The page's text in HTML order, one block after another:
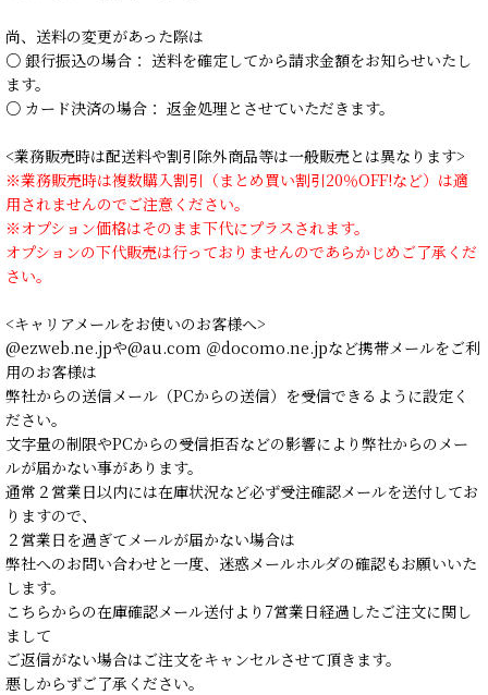
尚、送料の変更があった際は
○ 銀行振込の場合： 送料を確定してから請求金額をお知らせいたし
ます。
○ カード決済の場合： 返金処理とさせていただきます。
<業務販売時は配送料や割引除外商品等は一般販売とは異なります>
※業務販売時は複数購入割引（まとめ買い割引20％OFF!など）は適
用されませんのでご注意ください。
※オプション価格はそのまま下代にプラスされます。
オプションの下代販売は行っておりませんのであらかじめご了承くだ
さい。
<キャリアメールをお使いのお客様へ>
@ezweb.ne.jpや@au.com ＠docomo.ne.jpなど携帯メールをご利
用のお客様は
弊社からの送信メール（PCからの送信）を受信できるように設定く
ださい。
文字量の制限やPCからの受信拒否などの影響により弊社からのメー
ルが届かない事があります。
通常２営業日以内には在庫状況など必ず受注確認メールを送付してお
りますので、
２営業日を過ぎてメールが届かない場合は
弊社へのお問い合わせと一度、迷惑メールホルダの確認もお願いいた
します。
こちらからの在庫確認メール送付より7営業日経過したご注文に関し
まして
ご返信がない場合はご注文をキャンセルさせて頂きます。
悪しからずご了承ください。